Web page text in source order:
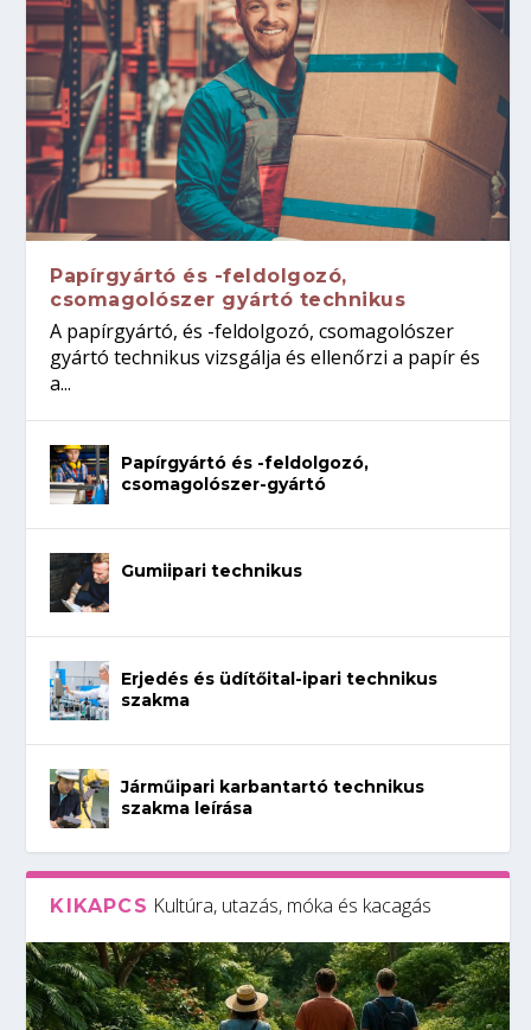
Papírgyártó és -feldolgozó,
csomagolószer gyártó technikus
A papírgyártó, és -feldolgozó, csomagolószer
gyártó technikus vizsgálja és ellenőrzi a papír és
a...
Papírgyártó és -feldolgozó,
csomagolószer-gyártó
Gumiipari technikus
Erjedés és üdítőital-ipari technikus
szakma
Járműipari karbantartó technikus
szakma leírása
KIKAPCS Kultúra, utazás, móka és kacagás